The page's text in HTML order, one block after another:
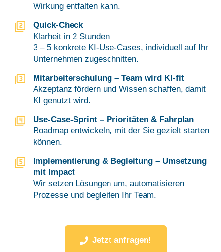
Wirkung entfalten kann.
Quick-Check
Klarheit in 2 Stunden
3 – 5 konkrete KI-Use-Cases, individuell auf Ihr
Unternehmen zugeschnitten.
Mitarbeiterschulung – Team wird KI-fit
Akzeptanz fördern und Wissen schaffen, damit
KI genutzt wird.
Use-Case-Sprint – Prioritäten & Fahrplan
Roadmap entwickeln, mit der Sie gezielt starten
können.
Implementierung & Begleitung – Umsetzung
mit Impact
Wir setzen Lösungen um, automatisieren
Prozesse und begleiten Ihr Team.
Jetzt anfragen!